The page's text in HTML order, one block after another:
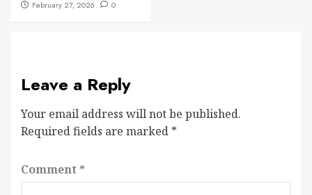
February 27, 2026
0
Leave a Reply
Your email address will not be published.
Required fields are marked *
Comment *